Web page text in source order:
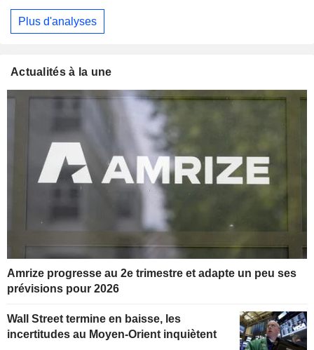
Plus d'analyses
Actualités à la une
Amrize progresse au 2e trimestre et adapte un peu ses
prévisions pour 2026
Wall Street termine en baisse, les
incertitudes au Moyen-Orient inquiètent